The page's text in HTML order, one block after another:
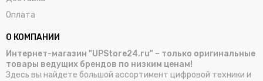
Оплата
О КОМПАНИИ
Интернет-магазин "UPStore24.ru" – только оригинальные
товары ведущих брендов по низким ценам!
Здесь вы найдете большой ассортимент цифровой техники и